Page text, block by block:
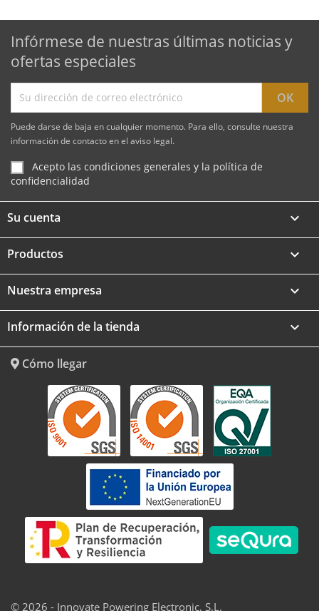
Infórmese de nuestras últimas noticias y
ofertas especiales
Puede darse de baja en cualquier momento. Para ello, consulte nuestra
información de contacto en el aviso legal.
Acepto las condiciones generales y la política de
confidencialidad
Su cuenta 
Productos 
Nuestra empresa 
Información de la tienda keyboard_arrow_down
Cómo llegar
© 2026 - Innovate Powering Electronic, S.L.